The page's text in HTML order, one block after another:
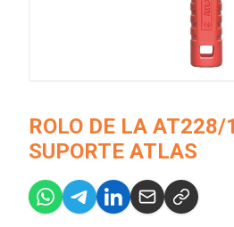
ROLO DE LA AT228/
SUPORTE ATLAS